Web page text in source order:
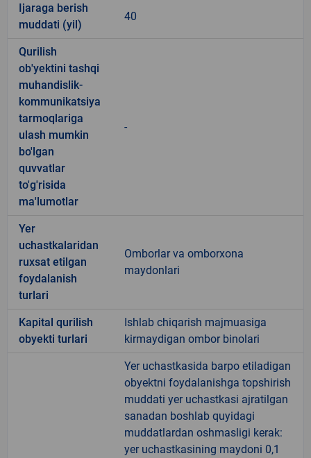
Ijaraga berish
muddati (yil)
40
Qurilish
ob'yektini tashqi
muhandislik-
kommunikatsiya
tarmoqlariga
ulash mumkin
bo'lgan
quvvatlar
to'g'risida
ma'lumotlar
-
Yer
uchastkalaridan
ruxsat etilgan
foydalanish
turlari
Omborlar va omborxona
maydonlari
Kapital qurilish
obyekti turlari
Ishlab chiqarish majmuasiga
kirmaydigan ombor binolari
Yer uchastkasida barpo etiladigan
obyektni foydalanishga topshirish
muddati yer uchastkasi ajratilgan
sanadan boshlab quyidagi
muddatlardan oshmasligi kerak:
yer uchastkasining maydoni 0,1